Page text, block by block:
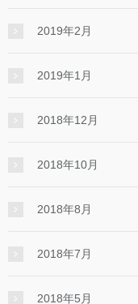
2019年2月
2019年1月
2018年12月
2018年10月
2018年8月
2018年7月
2018年5月